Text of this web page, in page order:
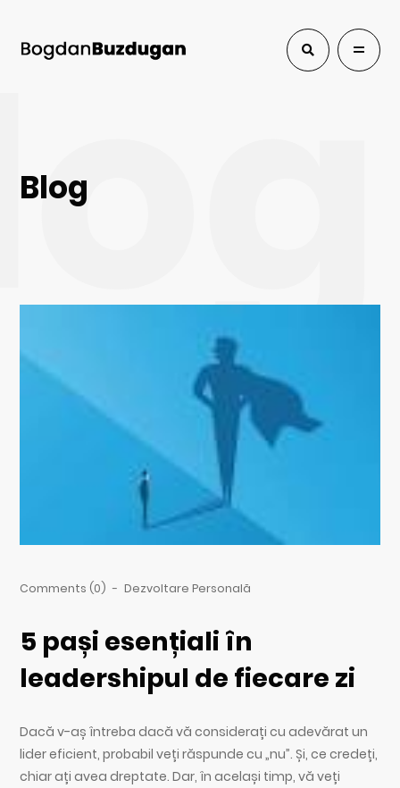
Blog
Comments (0) - Dezvoltare Personală
5 pași esențiali în
leadershipul de fiecare zi
Dacă v-aș întreba dacă vă considerați cu adevărat un
lider eficient, probabil veți răspunde cu „nu”. Și, ce credeți,
chiar ați avea dreptate. Dar, în același timp, vă veți